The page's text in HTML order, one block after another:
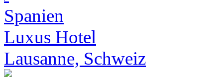
Luxus Hotel
Lausanne, Schweiz